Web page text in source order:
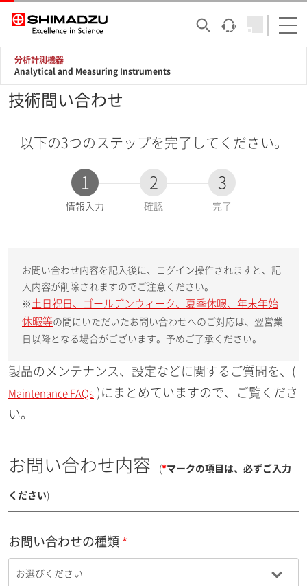
分析計測機器
Analytical and Measuring Instruments
技術問い合わせ
以下の3つのステップを完了してください。
1
現
情報入力
2
確認
3
完了
お問い合わせ内容を記入後に、ログイン操作されますと、記
入内容が削除されますのでご注意ください。
※ 土日祝日、ゴールデンウィーク、夏季休暇、年末年始
休暇等の間にいただいたお問い合わせへのご対応は、翌営業
日以降となる場合がございます。予めご了承ください。
製品のメンテナンス、設定などに関するご質問を、(
Maintenance FAQs )にまとめていますので、ご覧くださ
い。
お問い合わせ内容 (*マークの項目は、必ずご入力
ください)
お問い合わせの種類